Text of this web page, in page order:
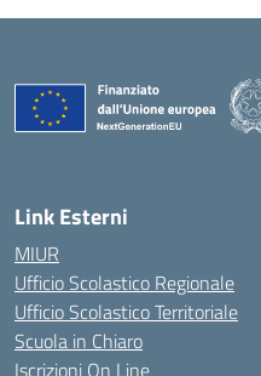
Link Esterni
MIUR
Ufficio Scolastico Regionale
Ufficio Scolastico Territoriale
Scuola in Chiaro
Iscrizioni On Line